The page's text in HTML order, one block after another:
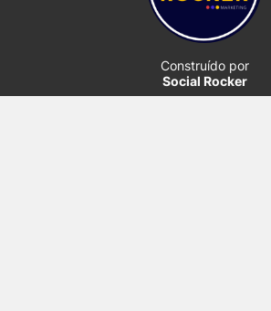
Construído por
Social Rocker